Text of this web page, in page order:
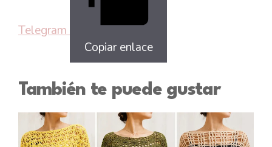
Telegram
Copiar enlace
También te puede gustar